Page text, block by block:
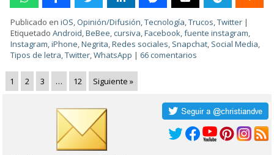
Publicado en iOS, Opinión/Difusión,Tecnología,Trucos,Twitter |
Etiquetado Android,BeBee,cursiva,Facebook,fuente instagram,
Instagram,iPhone,Negrita,Redes sociales, Snapchat, Social Media,
Tipos de letra,Twitter,WhatsApp | 66 comentarios
1 2 3 … 12 Siguiente »